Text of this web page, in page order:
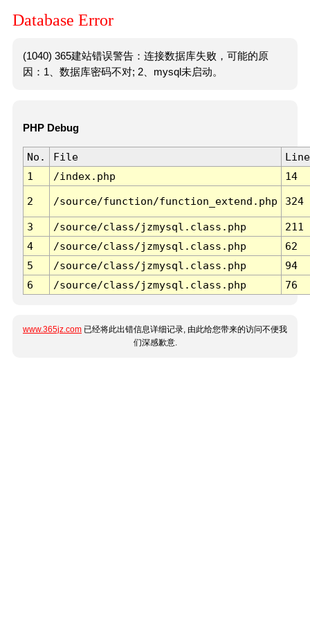
Database Error
(1040) 365建站错误警告：连接数据库失败，可能的原
因：1、数据库密码不对; 2、mysql未启动。
PHP Debug
No. File
Line
1
/index.php 14
2 /source/function/function_extend.php 324
3 /source/class/jzmysql.class.php
211
4
/source/class/jzmysql.class.php
62
5
/source/class/jzmysql.class.php
94
6
/source/class/jzmysql.class.php 76
www.365jz.com 已经将此出错信息详细记录, 由此给您带来的访问不便我
们深感歉意.